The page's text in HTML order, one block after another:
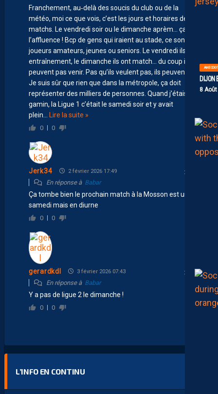
DIJON
8
Franchement, au‑delà des soucis du club ou de la
météo, moi ce que vois, c’est les jours et horaires des
matchs. Le vendredi soir ou le dimanche aprèm… ça tue
l’affluence ! Bcp de gens qui iraient au stade, ce sont des
joueurs amateurs, jeunes ou seniors. Le vendredi ils ont
entraînement, le dimanche ils ont match… du coup ils
peuvent pas venir. Pas qu’ils veulent pas, ils peuvent pas.
Je suis sûr que rien que dans la métropole, ça doit
représenter des milliers de personnes. Quand j’étais
gamin, la Ligue 1 c’était le samedi soir et y avait
plein
Lire la suite »
0 0
Jerk34 2 février 2026 17:49
En réponse à Babar
Ça tombe bien le prochain match à la Mosson est un
samedi mais en diurne
0 0
gerardkdl 3 février 2026 07:43
En réponse à Babar
Y a pas de ligue 2 le dimanche !
0 0
L’INFO EN CONTINU